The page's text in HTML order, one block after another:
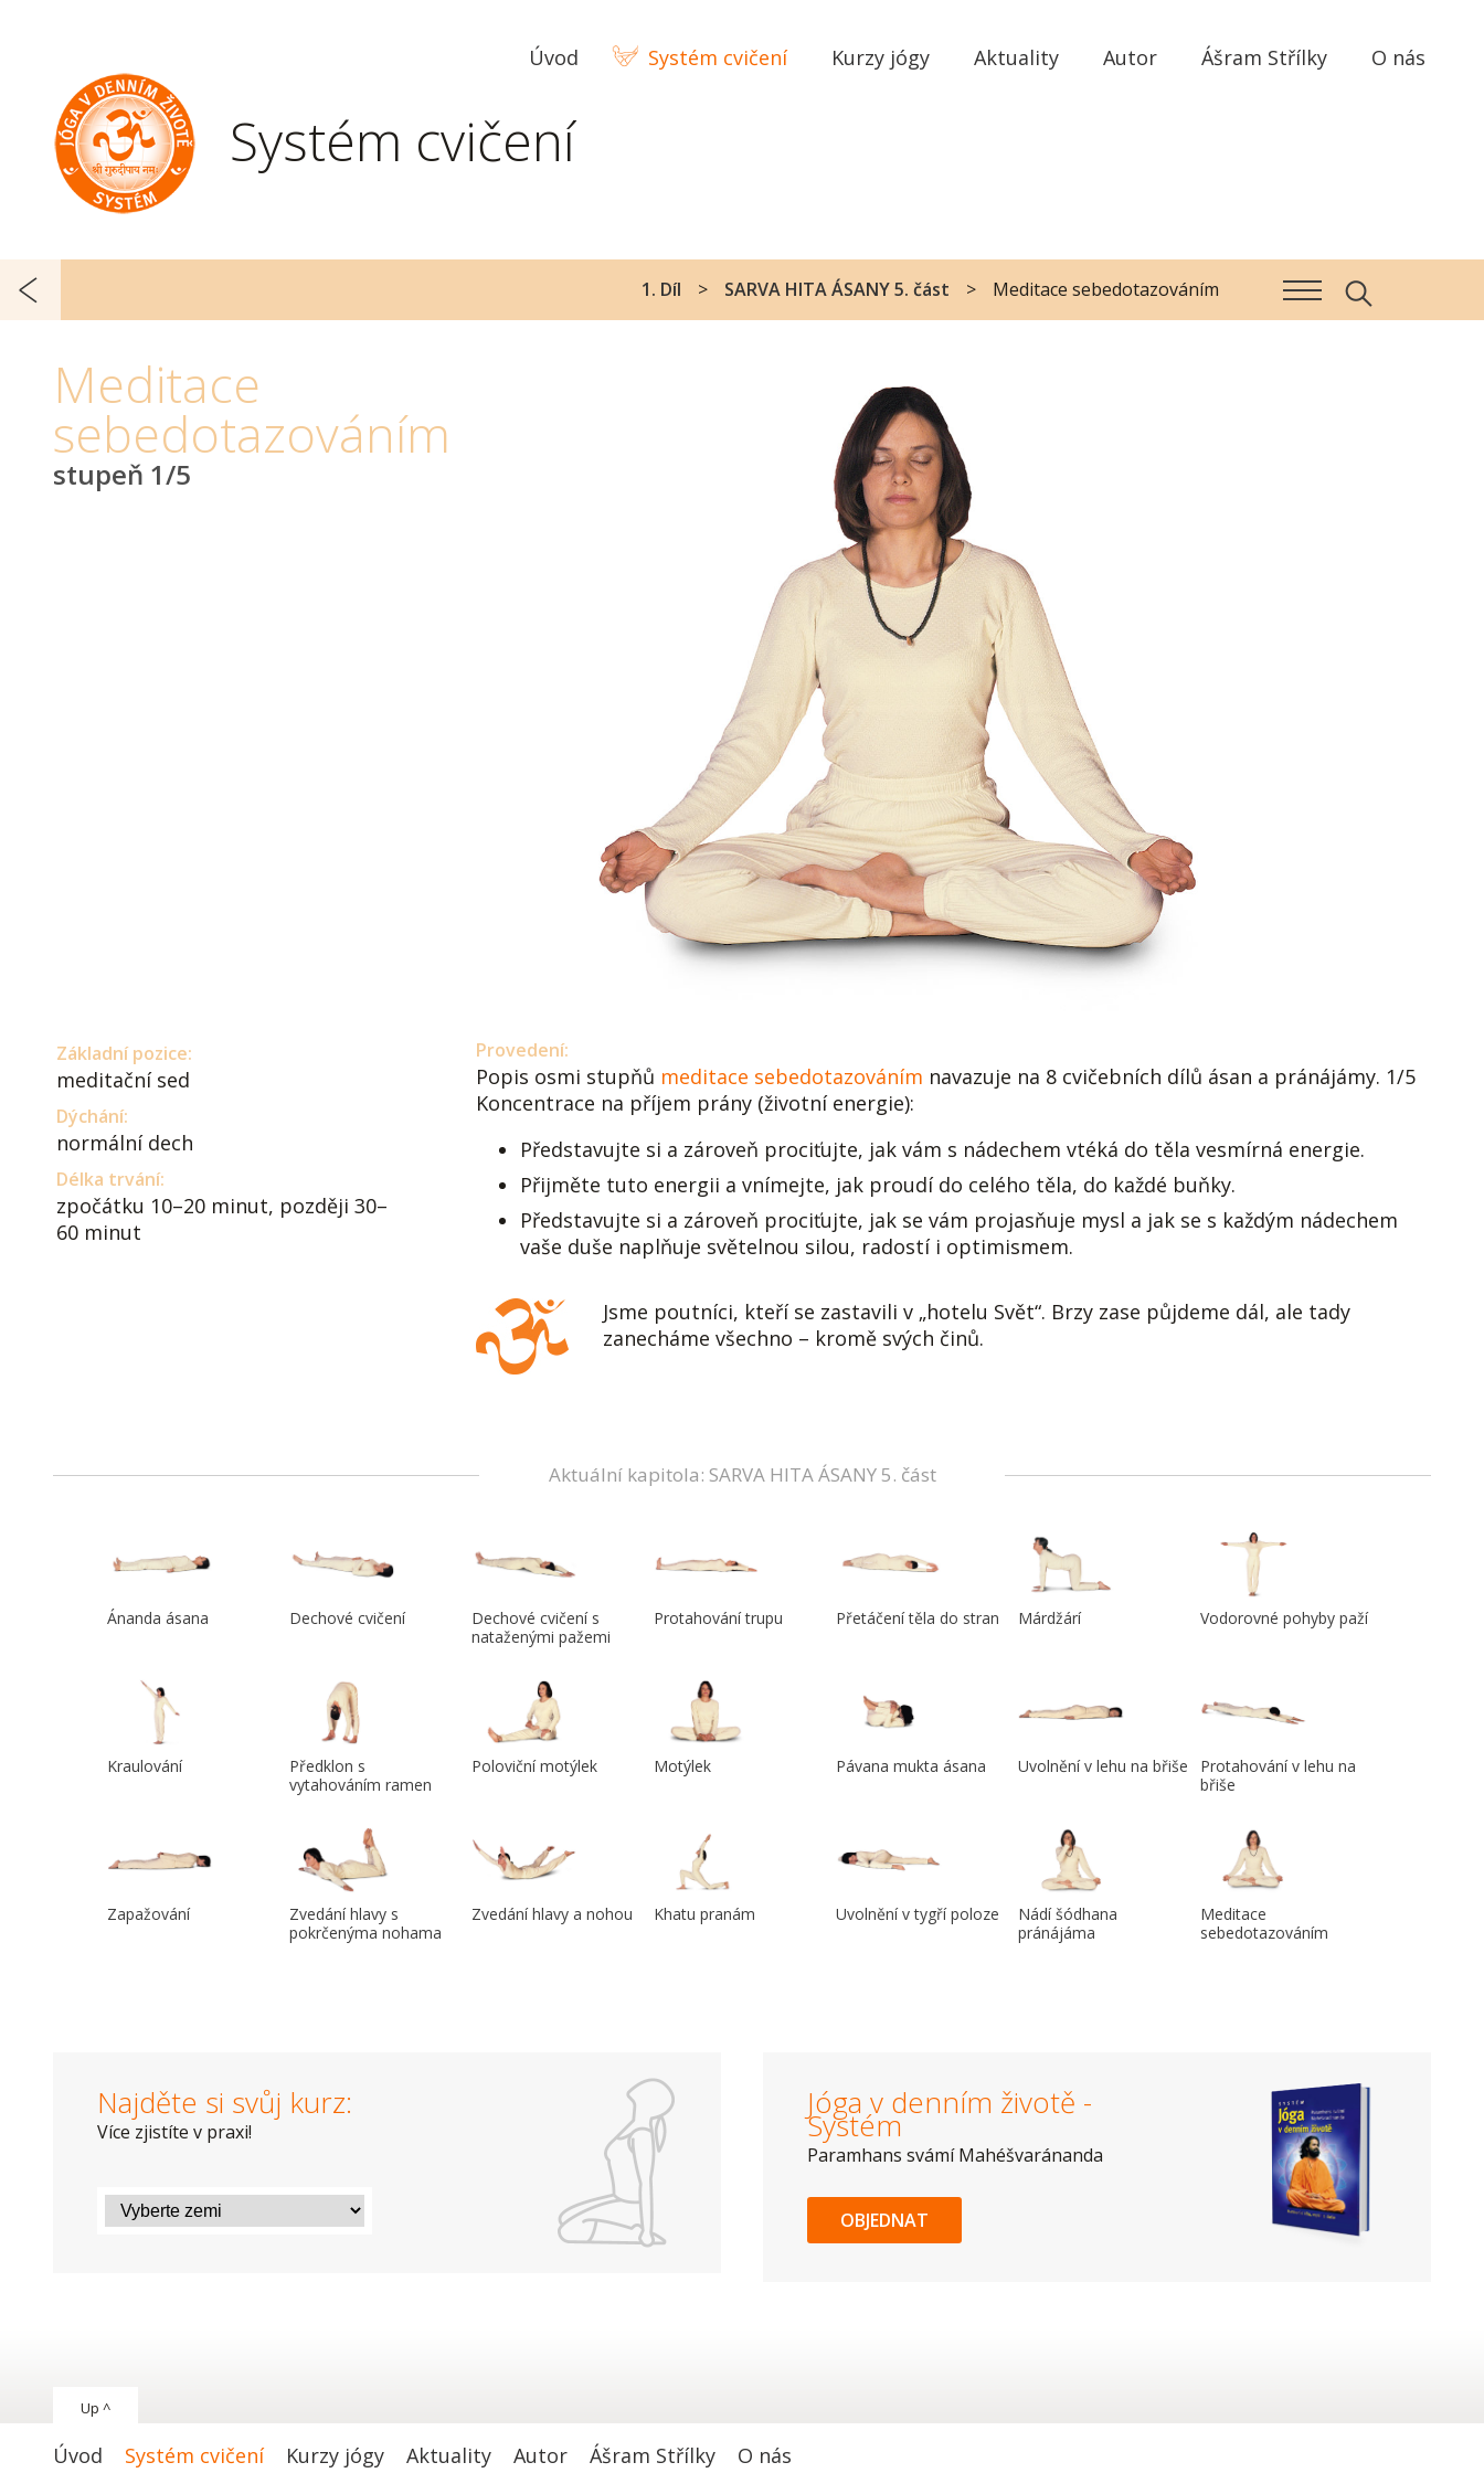
Systém cvičení
Úvod Systém cvičení Kurzy jógy Aktuality Autor Ášram Střílky O nás
1. Díl SARVA HITA ÁSANY 5. část Meditace sebedotazováním
Meditace
sebedotazováním
stupeň 1/5
Základní pozice:
meditační sed
Dýchání:
normální dech
Délka trvání:
zpočátku 10–20 minut, později 30–
60 minut
Provedení:
Popis osmi stupňů meditace sebedotazováním navazuje na 8 cvičebních dílů ásan a pránájámy. 1/5
Koncentrace na příjem prány (životní energie):
Představujte si a zároveň prociťujte, jak vám s nádechem vtéká do těla vesmírná energie.
Přijměte tuto energii a vnímejte, jak proudí do celého těla, do každé buňky.
Představujte si a zároveň prociťujte, jak se vám projasňuje mysl a jak se s každým nádechem
vaše duše naplňuje světelnou silou, radostí i optimismem.
Jsme poutníci, kteří se zastavili v „hotelu Svět“. Brzy zase půjdeme dál, ale tady
zanecháme všechno – kromě svých činů.
Aktuální kapitola: SARVA HITA ÁSANY 5. část
Ánanda ásana Dechové cvičení
Dechové cvičení s
nataženými pažemi
Protahování trupu Přetáčení těla do stran Márdžárí Vodorovné pohyby paží
Kraulování
Předklon s
vytahováním ramen
Poloviční motýlek Motýlek Pávana mukta ásana Uvolnění v lehu na břiše
Protahování v lehu na
břiše
Zapažování
Zvedání hlavy s
pokrčenýma nohama
Zvedání hlavy a nohou Khatu pranám Uvolnění v tygří poloze
Nádí šódhana
pránájáma
Meditace
sebedotazováním
Najděte si svůj kurz:
Více zjistíte v praxi!
Jóga v denním životě -
Systém
Paramhans svámí Mahéšvaránanda
OBJEDNAT
Up ^
Úvod Systém cvičení Kurzy jógy Aktuality Autor Ášram Střílky O nás